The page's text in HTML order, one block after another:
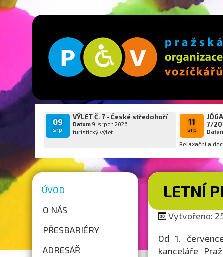
09
srp
VÝLET Č. 7 - České středohoří
Datum9. srpen 2026
turistický výlet
11
srp
7/
Relaxační a
ÚVOD
O NÁS
PŘESBARIÉRY
ADRESÁŘ
LETNÍ
Vytvořeno:
Od 1.
kanceláře